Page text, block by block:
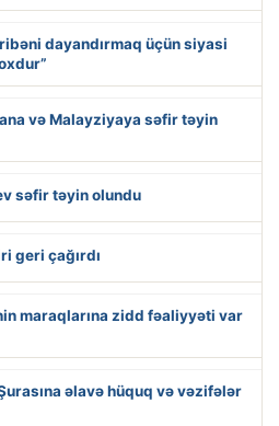
dayandırmaq üçün siyasi
və Malayziyaya səfir təyin
səfir təyin olundu
geri çağırdı
maraqlarına zidd fəaliyyəti var
əlavə hüquq və vəzifələr